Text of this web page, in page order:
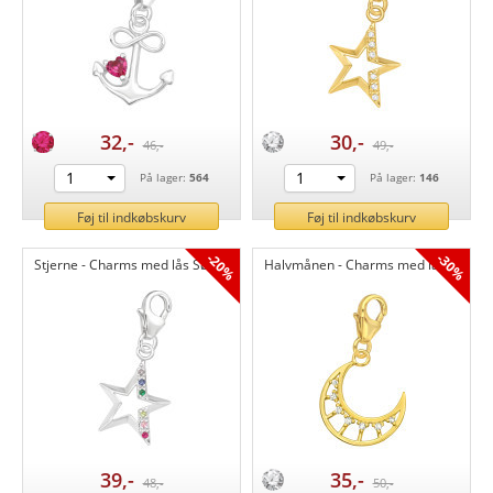
32,- 46,-
1 På lager: 564
Føj til indkøbskurv
30,- 49,-
1 På lager: 146
Føj til indkøbskurv
-20%
Stjerne - Charms med lås Sølv CH44523
39,- 48,-
-30%
Halvmånen - Charms med lås Sølv CH44520
35,- 50,-